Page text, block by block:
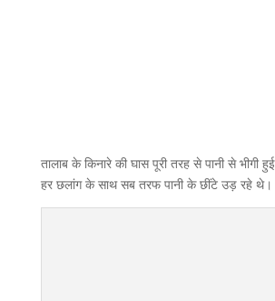
तालाब के किनारे की घास पूरी तरह से पानी से भीगी
हर छलांग के साथ सब तरफ पानी के छींटे उड़ रहे थे।